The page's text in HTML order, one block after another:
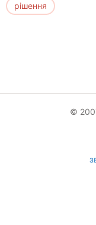
рішення
©